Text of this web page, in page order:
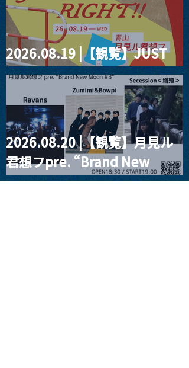
2026.08.19 |【観覧】JUST
RIGHT!! vol.27
2026.08.20 |【観覧】月見ル
君想フpre. “Brand New
Moon #3”